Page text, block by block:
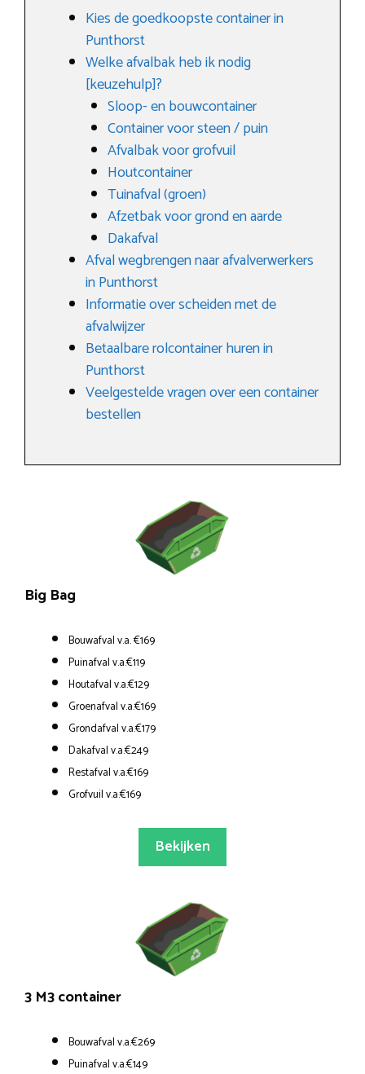
Kies de goedkoopste container in
Punthorst
Welke afvalbak heb ik nodig
[keuzehulp]?
Sloop- en bouwcontainer
Container voor steen / puin
Afvalbak voor grofvuil
Houtcontainer
Tuinafval (groen)
Afzetbak voor grond en aarde
Dakafval
Afval wegbrengen naar afvalverwerkers
in Punthorst
Informatie over scheiden met de
afvalwijzer
Betaalbare rolcontainer huren in
Punthorst
Veelgestelde vragen over een container
bestellen
Big Bag
Bouwafval v.a. €169
Puinafval v.a.€119
Houtafval v.a.€129
Groenafval v.a.€169
Grondafval v.a.€179
Dakafval v.a.€249
Restafval v.a.€169
Grofvuil v.a.€169
Bekijken
3 M3 container
Bouwafval v.a.€269
Puinafval v.a.€149